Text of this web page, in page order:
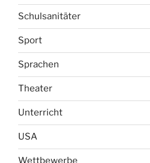
Schulsanitäter
Sport
Sprachen
Theater
Unterricht
USA